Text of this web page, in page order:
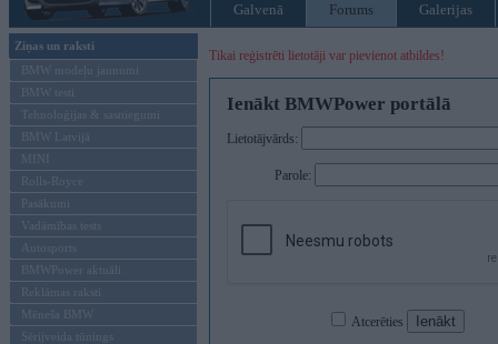
Galvenā Forums Galerijas
Ziņas un raksti
BMW modeļu jaunumi
BMW testi
Tehnoloģijas & sasniegumi
BMW Latvijā
MINI
Rolls-Royce
Pasākumi
Vadāmības tests
Autosports
BMWPower aktuāli
Reklāmas raksti
Mēneša BMW
Sērijveida tūnings
Tikai reģistrēti lietotāji var pievienot atbildes!
Ienākt BMWPower portālā
Lietotājvārds:
Parole:
Atcerēties